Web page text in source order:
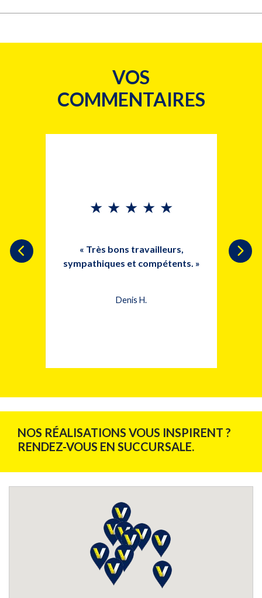
VOS
COMMENTAIRES
un
et a
★ ★ ★ ★ ★
« Très bons travailleurs,
sympathiques et compétents. »
Denis H.
«
NOS RÉALISATIONS VOUS INSPIRENT ?
RENDEZ-VOUS EN SUCCURSALE.